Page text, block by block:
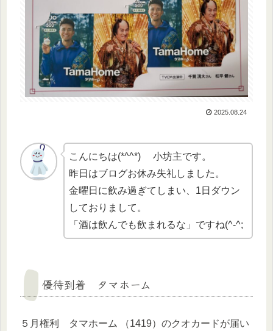
2025.08.24
こんにちは(*^^*) 小坊主です。
昨日はブログお休み失礼しました。
金曜日に飲み過ぎてしまい、1日ダウン
しておりまして。
「酒は飲んでも飲まれるな」ですね(^-^;
優待到着 タマホーム
５月権利 タマホーム （1419）のクオカードが届い